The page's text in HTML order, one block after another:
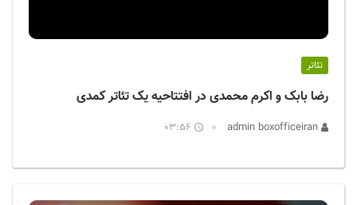
تئاتر
رضا بابک و اکرم محمدی در افتتاحیه یک تئاتر کمدی
03:56